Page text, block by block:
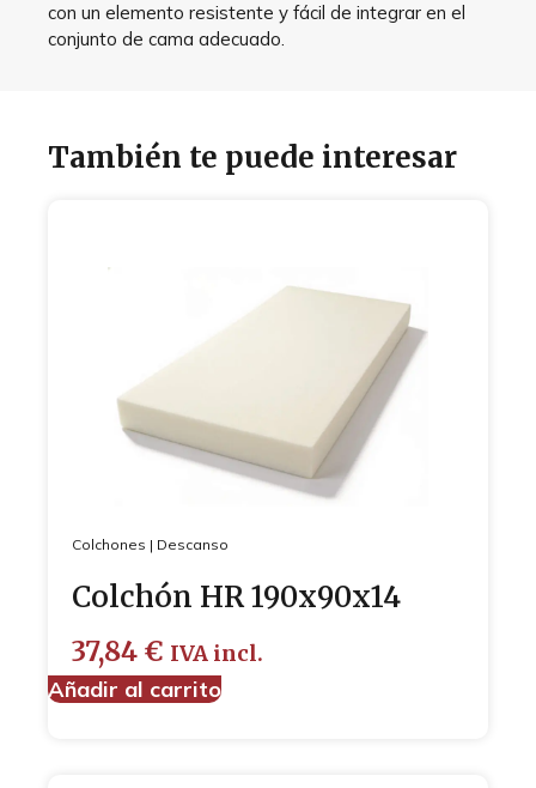
con un elemento resistente y fácil de integrar en el
conjunto de cama adecuado.
También te puede interesar
Colchones | Descanso
Colchón HR 190x90x14
37,84 € IVA incl.
Añadir al carrito